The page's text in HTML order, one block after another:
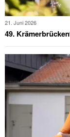
21. Juni 2026
49.